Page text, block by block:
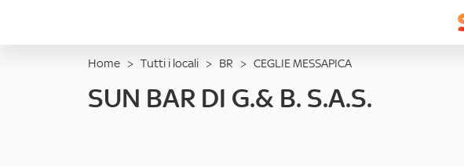
Home > Tutti i locali > BR > CEGLIE MESSAPICA
SUN BAR DI G.& B. S.A.S.